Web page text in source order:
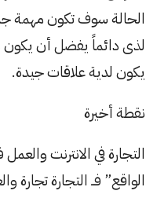
الحالة سوف تكون مهمة
لذى دائماً يفضل أن يكون
يكون لدية علاقات جيدة.
نقطة أخيرة
التجارة في الانترنت
الواقع” فــ التجارة